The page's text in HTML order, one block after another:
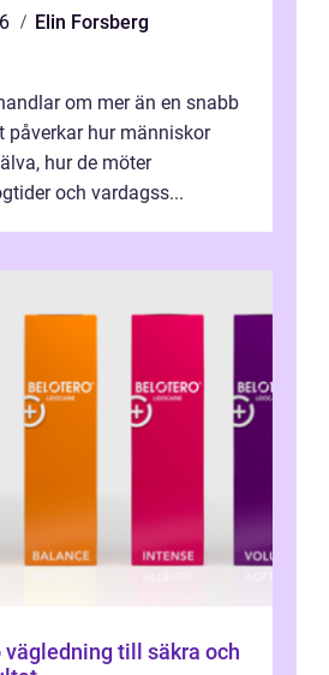
Elin Forsberg
om mer än en snabb
påverkar hur människor
hur de möter
och vardagss...